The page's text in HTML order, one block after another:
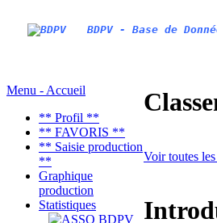
BDPV - Base de
Menu - Accueil
** Profil **
** FAVORIS **
** Saisie production
**
Graphique
production
Statistiques
Voir toutes